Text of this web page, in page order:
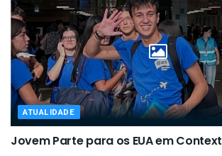
ATUALIDADE
Jovem Parte para os EUA em